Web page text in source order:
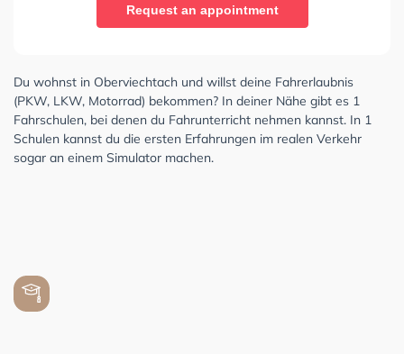
Request an appointment
Du wohnst in Oberviechtach und willst deine Fahrerlaubnis
(PKW, LKW, Motorrad) bekommen? In deiner Nähe gibt es 1
Fahrschulen, bei denen du Fahrunterricht nehmen kannst. In 1
Schulen kannst du die ersten Erfahrungen im realen Verkehr
sogar an einem Simulator machen.